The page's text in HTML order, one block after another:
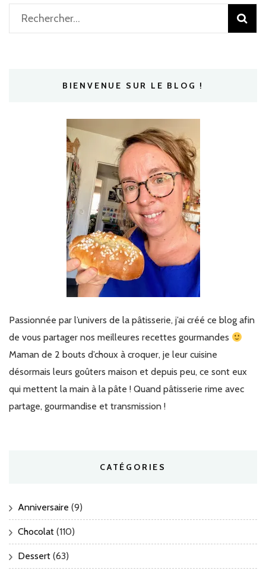
Rechercher :
BIENVENUE SUR LE BLOG !
Passionnée par l’univers de la pâtisserie, j’ai créé ce blog afin
de vous partager nos meilleures recettes gourmandes
Maman de 2 bouts d’choux à croquer, je leur cuisine
désormais leurs goûters maison et depuis peu, ce sont eux
qui mettent la main à la pâte ! Quand pâtisserie rime avec
partage, gourmandise et transmission !
CATÉGORIES
Anniversaire (9)
Chocolat (110)
Dessert (63)